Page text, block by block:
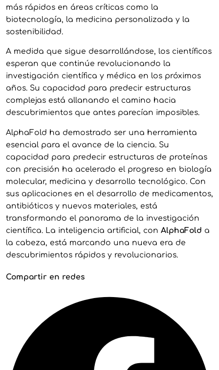
más rápidos en áreas críticas como la
biotecnología, la medicina personalizada y la
sostenibilidad.
A medida que sigue desarrollándose, los científicos
esperan que continúe revolucionando la
investigación científica y médica en los próximos
años. Su capacidad para predecir estructuras
complejas está allanando el camino hacia
descubrimientos que antes parecían imposibles.
AlphaFold ha demostrado ser una herramienta
esencial para el avance de la ciencia. Su
capacidad para predecir estructuras de proteínas
con precisión ha acelerado el progreso en biología
molecular, medicina y desarrollo tecnológico. Con
sus aplicaciones en el desarrollo de medicamentos,
antibióticos y nuevos materiales, está
transformando el panorama de la investigación
científica. La inteligencia artificial, con AlphaFold a
la cabeza, está marcando una nueva era de
descubrimientos rápidos y revolucionarios.
Compartir en redes